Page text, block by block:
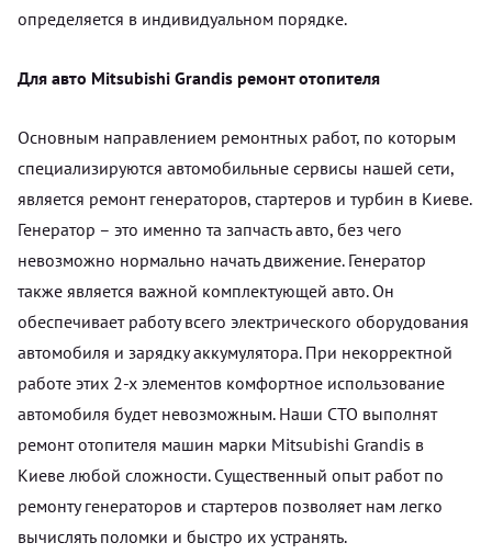
определяется в индивидуальном порядке.
Для авто Mitsubishi Grandis ремонт отопителя
Основным направлением ремонтных работ, по которым
специализируются автомобильные сервисы нашей сети,
является ремонт генераторов, стартеров и турбин в Киеве.
Генератор – это именно та запчасть авто, без чего
невозможно нормально начать движение. Генератор
также является важной комплектующей авто. Он
обеспечивает работу всего электрического оборудования
автомобиля и зарядку аккумулятора. При некорректной
работе этих 2-х элементов комфортное использование
автомобиля будет невозможным. Наши СТО выполнят
ремонт отопителя машин марки Mitsubishi Grandis в
Киеве любой сложности. Существенный опыт работ по
ремонту генераторов и стартеров позволяет нам легко
вычислять поломки и быстро их устранять.